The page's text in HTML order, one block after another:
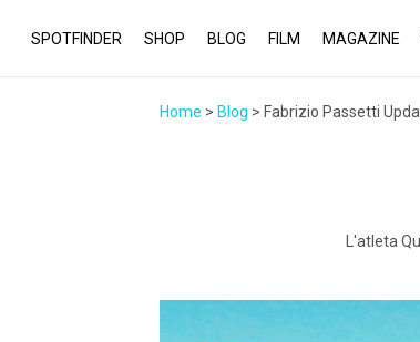
SPOTFINDER SHOP BLOG FILM MAGAZINE
Home > Blog > Fabrizio Passetti
L'atleta